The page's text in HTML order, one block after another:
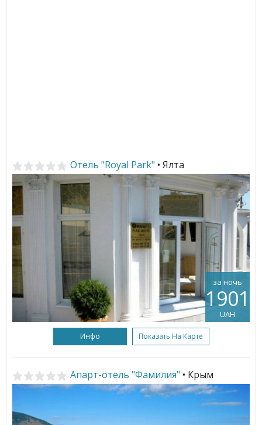
Отель "Royal Park" • Ялта
за ночь
1901
UAH
Инфо Показать На Карте
Апарт-отель "Фамилия" • Крым